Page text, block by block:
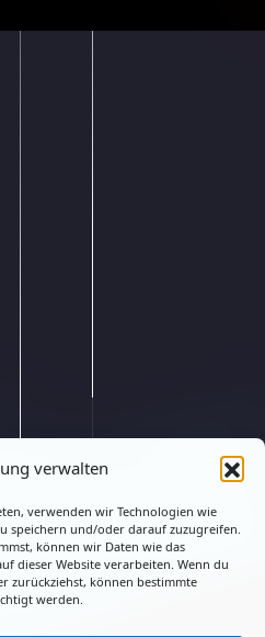
verwalten
verwenden wir Technologien wie
speichern und/oder darauf zuzugreifen.
können wir Daten wie das
dieser Website verarbeiten. Wenn du
zurückziehst, können bestimmte
werden.